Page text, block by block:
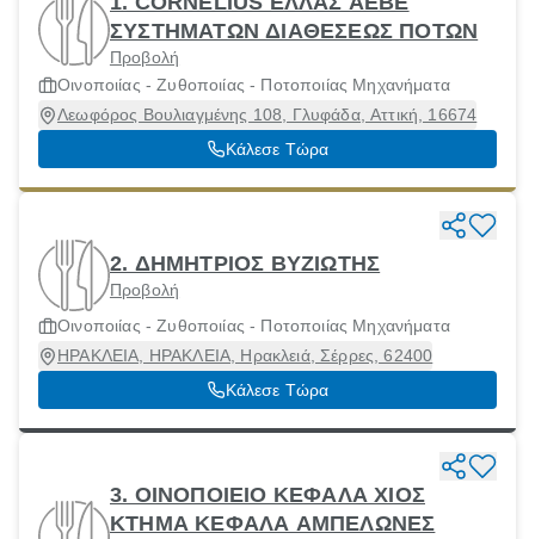
ΣΥΣΤΗΜΑΤΩΝ ΔΙΑΘΕΣΕΩΣ ΠΟΤΩΝ
Προβολή
Οινοποιίας - Ζυθοποιίας - Ποτοποιίας Μηχανήματα
Λεωφόρος Βουλιαγμένης 108, Γλυφάδα, Αττική, 16674
Κάλεσε Τώρα
2. ΔΗΜΗΤΡΙΟΣ ΒΥΖΙΩΤΗΣ
Προβολή
Οινοποιίας - Ζυθοποιίας - Ποτοποιίας Μηχανήματα
ΗΡΑΚΛΕΙΑ, ΗΡΑΚΛΕΙΑ, Ηρακλειά, Σέρρες, 62400
Κάλεσε Τώρα
3. ΟΙΝΟΠΟΙΕΙΟ ΚΕΦΑΛΑ ΧΙΟΣ
ΚΤΗΜΑ ΚΕΦΑΛΑ ΑΜΠΕΛΩΝΕΣ